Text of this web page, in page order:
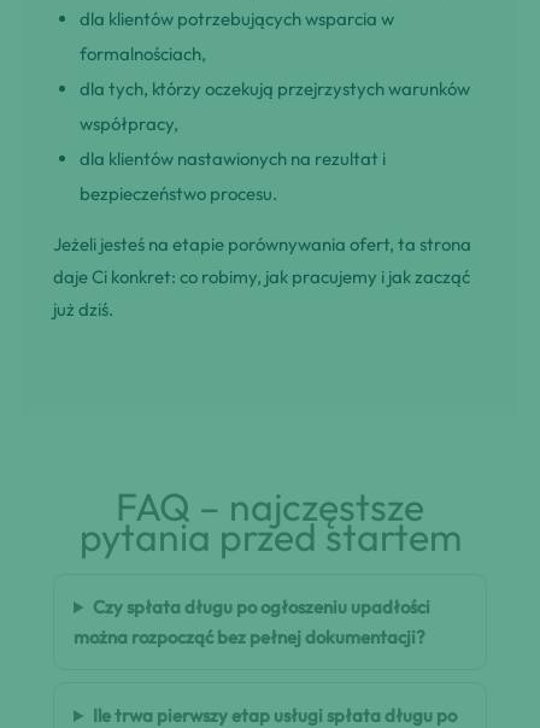
dla klientów potrzebujących wsparcia w
formalnościach,
dla tych, którzy oczekują przejrzystych warunków
współpracy,
dla klientów nastawionych na rezultat i
bezpieczeństwo procesu.
Jeżeli jesteś na etapie porównywania ofert, ta strona
daje Ci konkret: co robimy, jak pracujemy i jak zacząć
już dziś.
FAQ – najczęstsze
pytania przed startem
Czy spłata długu po ogłoszeniu upadłości
można rozpocząć bez pełnej dokumentacji?
Ile trwa pierwszy etap usługi spłata długu po